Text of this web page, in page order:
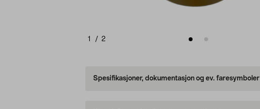
1 / 2
Spesifikasjoner, dokumentasjon og ev. faresymboler